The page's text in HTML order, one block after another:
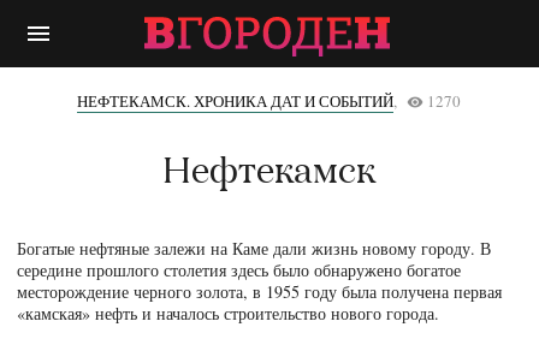
menu
НЕФТЕКАМСК. ХРОНИКА ДАТ И СОБЫТИЙ, remove_red_eye 1270
Нефтекамск
Богатые нефтяные залежи на Каме дали жизнь новому городу. В
середине прошлого столетия здесь было обнаружено богатое
месторождение черного золота, в 1955 году была получена первая
«камская» нефть и началось строительство нового города.